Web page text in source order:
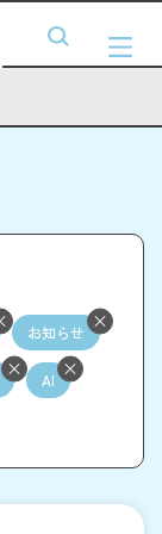
お知らせ
AI